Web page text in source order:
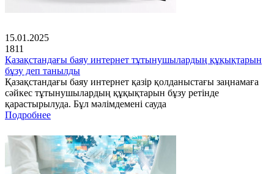
15.01.2025
1811
Қазақстандағы баяу интернет тұтынушылардың құқықтарын
бұзу деп танылды
Қазақстандағы баяу интернет қазір қолданыстағы заңнамаға
сәйкес тұтынушылардың құқықтарын бұзу ретінде
қарастырылуда. Бұл мәлімдемені сауда
Подробнее